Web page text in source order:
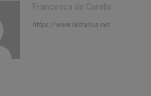
Francesca de Carolis
https://www.laltrariva.net